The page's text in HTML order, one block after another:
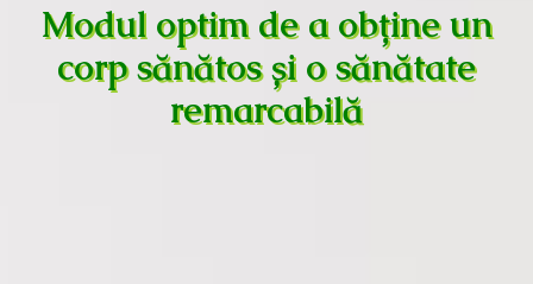
Modul optim de a obține un
corp sănătos și o sănătate
remarcabilă